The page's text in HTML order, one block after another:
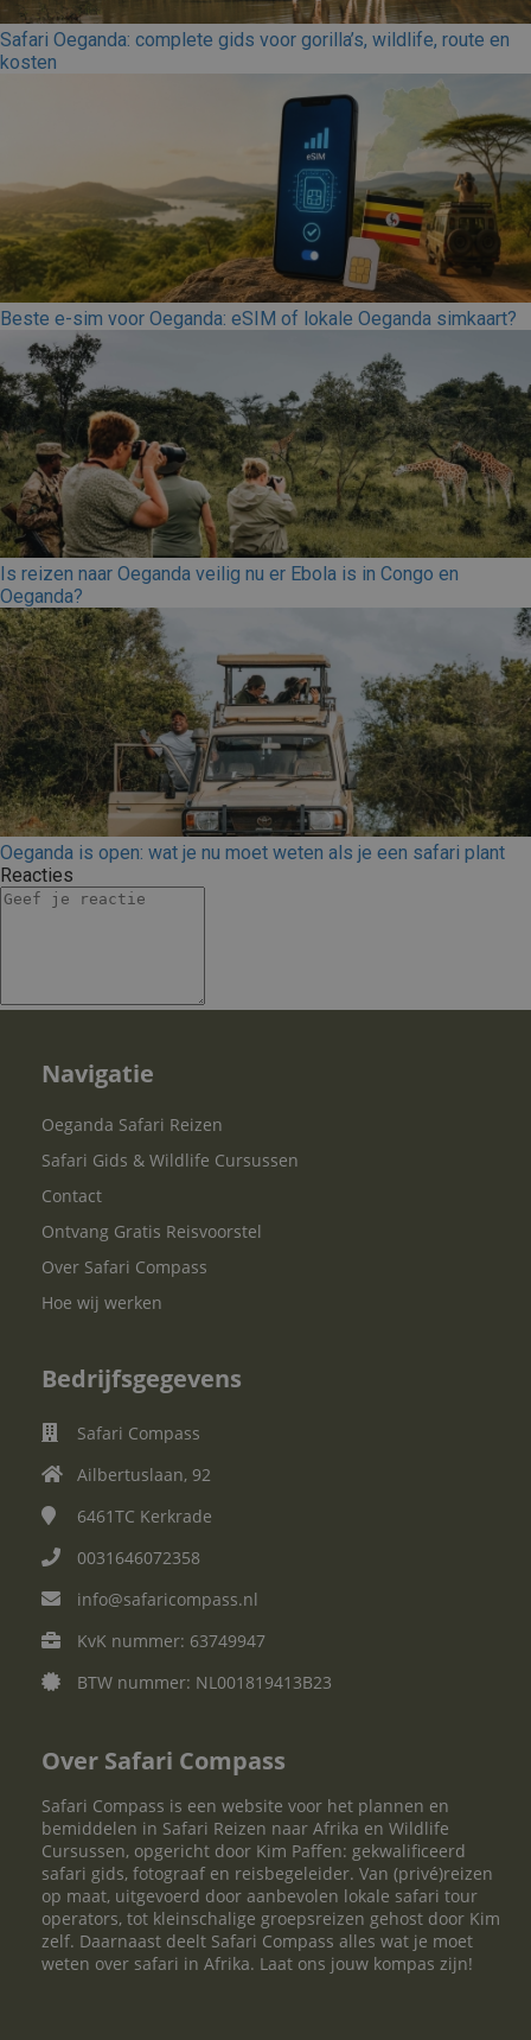
Safari Oeganda: complete gids voor gorilla’s, wildlife, route en
kosten
Beste e-sim voor Oeganda: eSIM of lokale Oeganda simkaart?
Is reizen naar Oeganda veilig nu er Ebola is in Congo en
Oeganda?
Oeganda is open: wat je nu moet weten als je een safari plant
Reacties
Navigatie
Oeganda Safari Reizen
Safari Gids & Wildlife Cursussen
Contact
Ontvang Gratis Reisvoorstel
Over Safari Compass
Hoe wij werken
Bedrijfsgegevens
Safari Compass
Ailbertuslaan, 92
6461TC Kerkrade
0031646072358
info@safaricompass.nl
KvK nummer: 63749947
BTW nummer: NL001819413B23
Over Safari Compass
Safari Compass is een website voor het plannen en
bemiddelen in Safari Reizen naar Afrika en Wildlife
Cursussen, opgericht door Kim Paffen: gekwalificeerd
safari gids, fotograaf en reisbegeleider. Van (privé)reizen
op maat, uitgevoerd door aanbevolen lokale safari tour
operators, tot kleinschalige groepsreizen gehost door Kim
zelf. Daarnaast deelt Safari Compass alles wat je moet
weten over safari in Afrika. Laat ons jouw kompas zijn!